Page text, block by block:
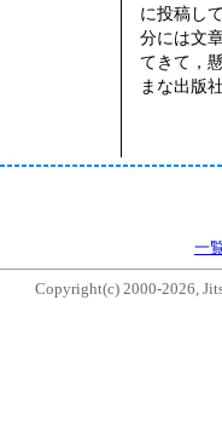
に投稿し
分には文
てきて，
まな出版
一
Copyright(c) 2000-2026,